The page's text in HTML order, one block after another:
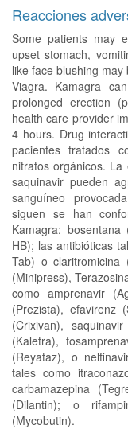
Reacciones
Some patients may
upset stomach,
like face blushing
Viagra. Kamagra
prolonged erection
health care provider
4 hours. Drug
pacientes tratados
nitratos orgánicos.
saquinavir pueden
sanguíneo
siguen se han
Kamagra: bosentana
HB); las antibióticas
Tab) o claritromicina
(Minipress),
como amprenavir
(Prezista), efavirenz
(Crixivan),
(Kaletra),
(Reyataz), o
tales como
carbamazepina
(Dilantin); o
(Mycobutin).